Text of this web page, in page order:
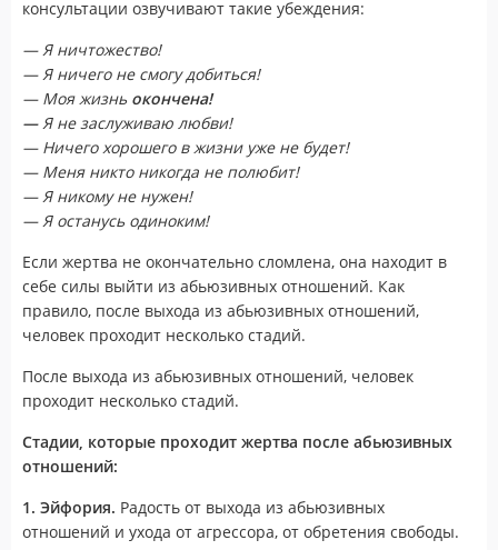
консультации озвучивают такие убеждения:
— Я ничтожество!
— Я ничего не смогу добиться!
— Моя жизнь окончена!
—Я не заслуживаю любви!
— Ничего хорошего в жизни уже не будет!
— Меня никто никогда не полюбит!
— Я никому не нужен!
— Я останусь одиноким!
Если жертва не окончательно сломлена, она находит в
себе силы выйти из абьюзивных отношений. Как
правило, после выхода из абьюзивных отношений,
человек проходит несколько стадий.
После выхода из абьюзивных отношений, человек
проходит несколько стадий.
Стадии, которые проходит жертва после абьюзивных
отношений:
1. Эйфория. Радость от выхода из абьюзивных
отношений и ухода от агрессора, от обретения свободы.